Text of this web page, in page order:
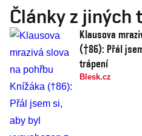
Články z jiných
Klausova
(†86): Přál
trápení
Blesk.cz